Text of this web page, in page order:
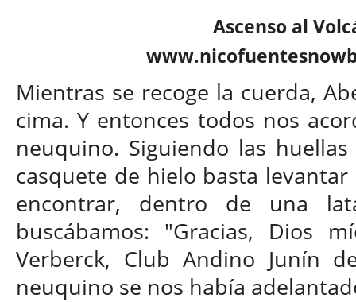
Ascenso al
Mientras se recoge la cuerda,
cima. Y entonces todos nos
neuquino. Siguiendo las
casquete de hielo basta
encontrar, dentro de una
buscábamos: "Gracias, Dios
Verberck, Club Andino Junín
neuquino se nos había